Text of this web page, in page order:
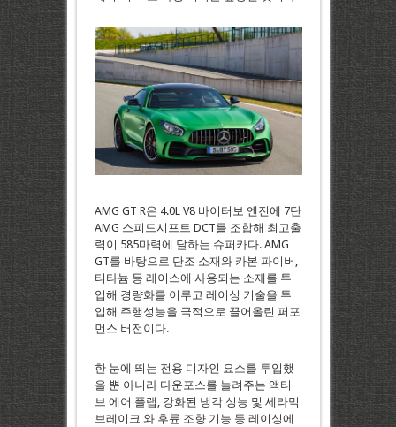
AMG GT R은 4.0L V8 바이터보 엔진에 7단
AMG 스피드시프트 DCT를 조합해 최고출
력이 585마력에 달하는 슈퍼카다. AMG
GT를 바탕으로 단조 소재와 카본 파이버,
티타늄 등 레이스에 사용되는 소재를 투
입해 경량화를 이루고 레이싱 기술을 투
입해 주행성능을 극적으로 끌어올린 퍼포
먼스 버전이다.
한 눈에 띄는 전용 디자인 요소를 투입했
을 뿐 아니라 다운포스를 늘려주는 액티
브 에어 플랩, 강화된 냉각 성능 및 세라믹
브레이크 와 후륜 조향 기능 등 레이싱에